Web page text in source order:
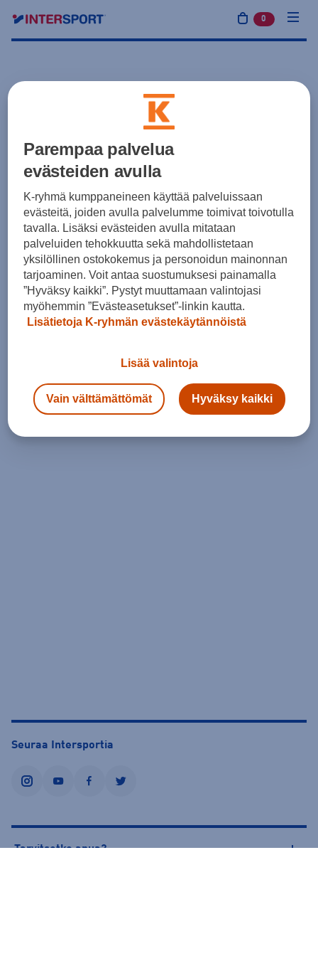
0 tuotetta
Seuraa Intersportia
instagramyoutubefacebooktwitter
Tarvitsetko apua?
Parempaa palvelua
evästeiden avulla
K-ryhmä kumppaneineen käyttää palveluissaan
evästeitä, joiden avulla palvelumme toimivat toivotulla
tavalla. Lisäksi evästeiden avulla mitataan
palveluiden tehokkuutta sekä mahdollistetaan
yksilöllinen ostokokemus ja personoidun mainonnan
tarjoaminen. Voit antaa suostumuksesi painamalla
”Hyväksy kaikki”. Pystyt muuttamaan valintojasi
myöhemmin ”Evästeasetukset”-linkin kautta.
Lisätietoja K-ryhmän evästekäytännöistä
Lisää valintoja
Vain välttämättömät Hyväksy kaikki